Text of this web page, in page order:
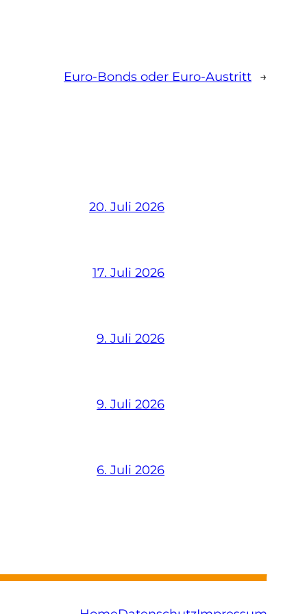
Euro-Bonds oder Euro-Austritt →
20. Juli 2026
17. Juli 2026
9. Juli 2026
9. Juli 2026
6. Juli 2026